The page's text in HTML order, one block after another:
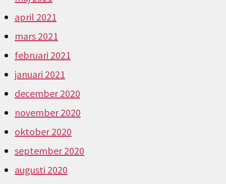
april 2021
mars 2021
februari 2021
januari 2021
december 2020
november 2020
oktober 2020
september 2020
augusti 2020